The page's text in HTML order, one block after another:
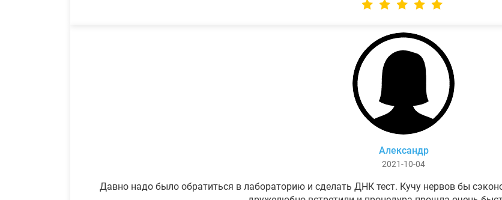
Александр
2021-10-04
Давно надо было обратиться в лабораторию и сделать ДНК тест. Кучу нервов бы